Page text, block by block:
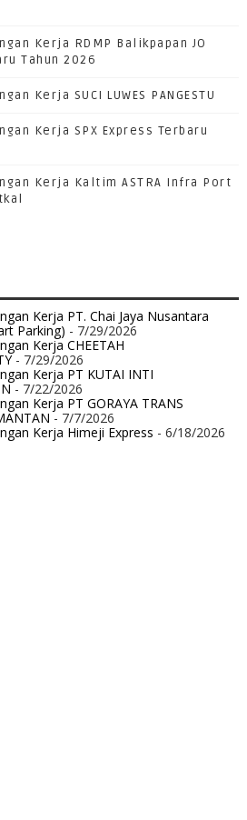
Kerja RDMP Balikpapan JO
Tahun 2026
Kerja SUCI LUWES PANGESTU
Kerja SPX Express Terbaru
Kerja Kaltim ASTRA Infra Port
Kerja PT. Chai Jaya Nusantara
Parking) - 7/29/2026
Kerja CHEETAH
- 7/29/2026
Kerja PT KUTAI INTI
- 7/22/2026
Kerja PT GORAYA TRANS
- 7/7/2026
Kerja Himeji Express - 6/18/2026